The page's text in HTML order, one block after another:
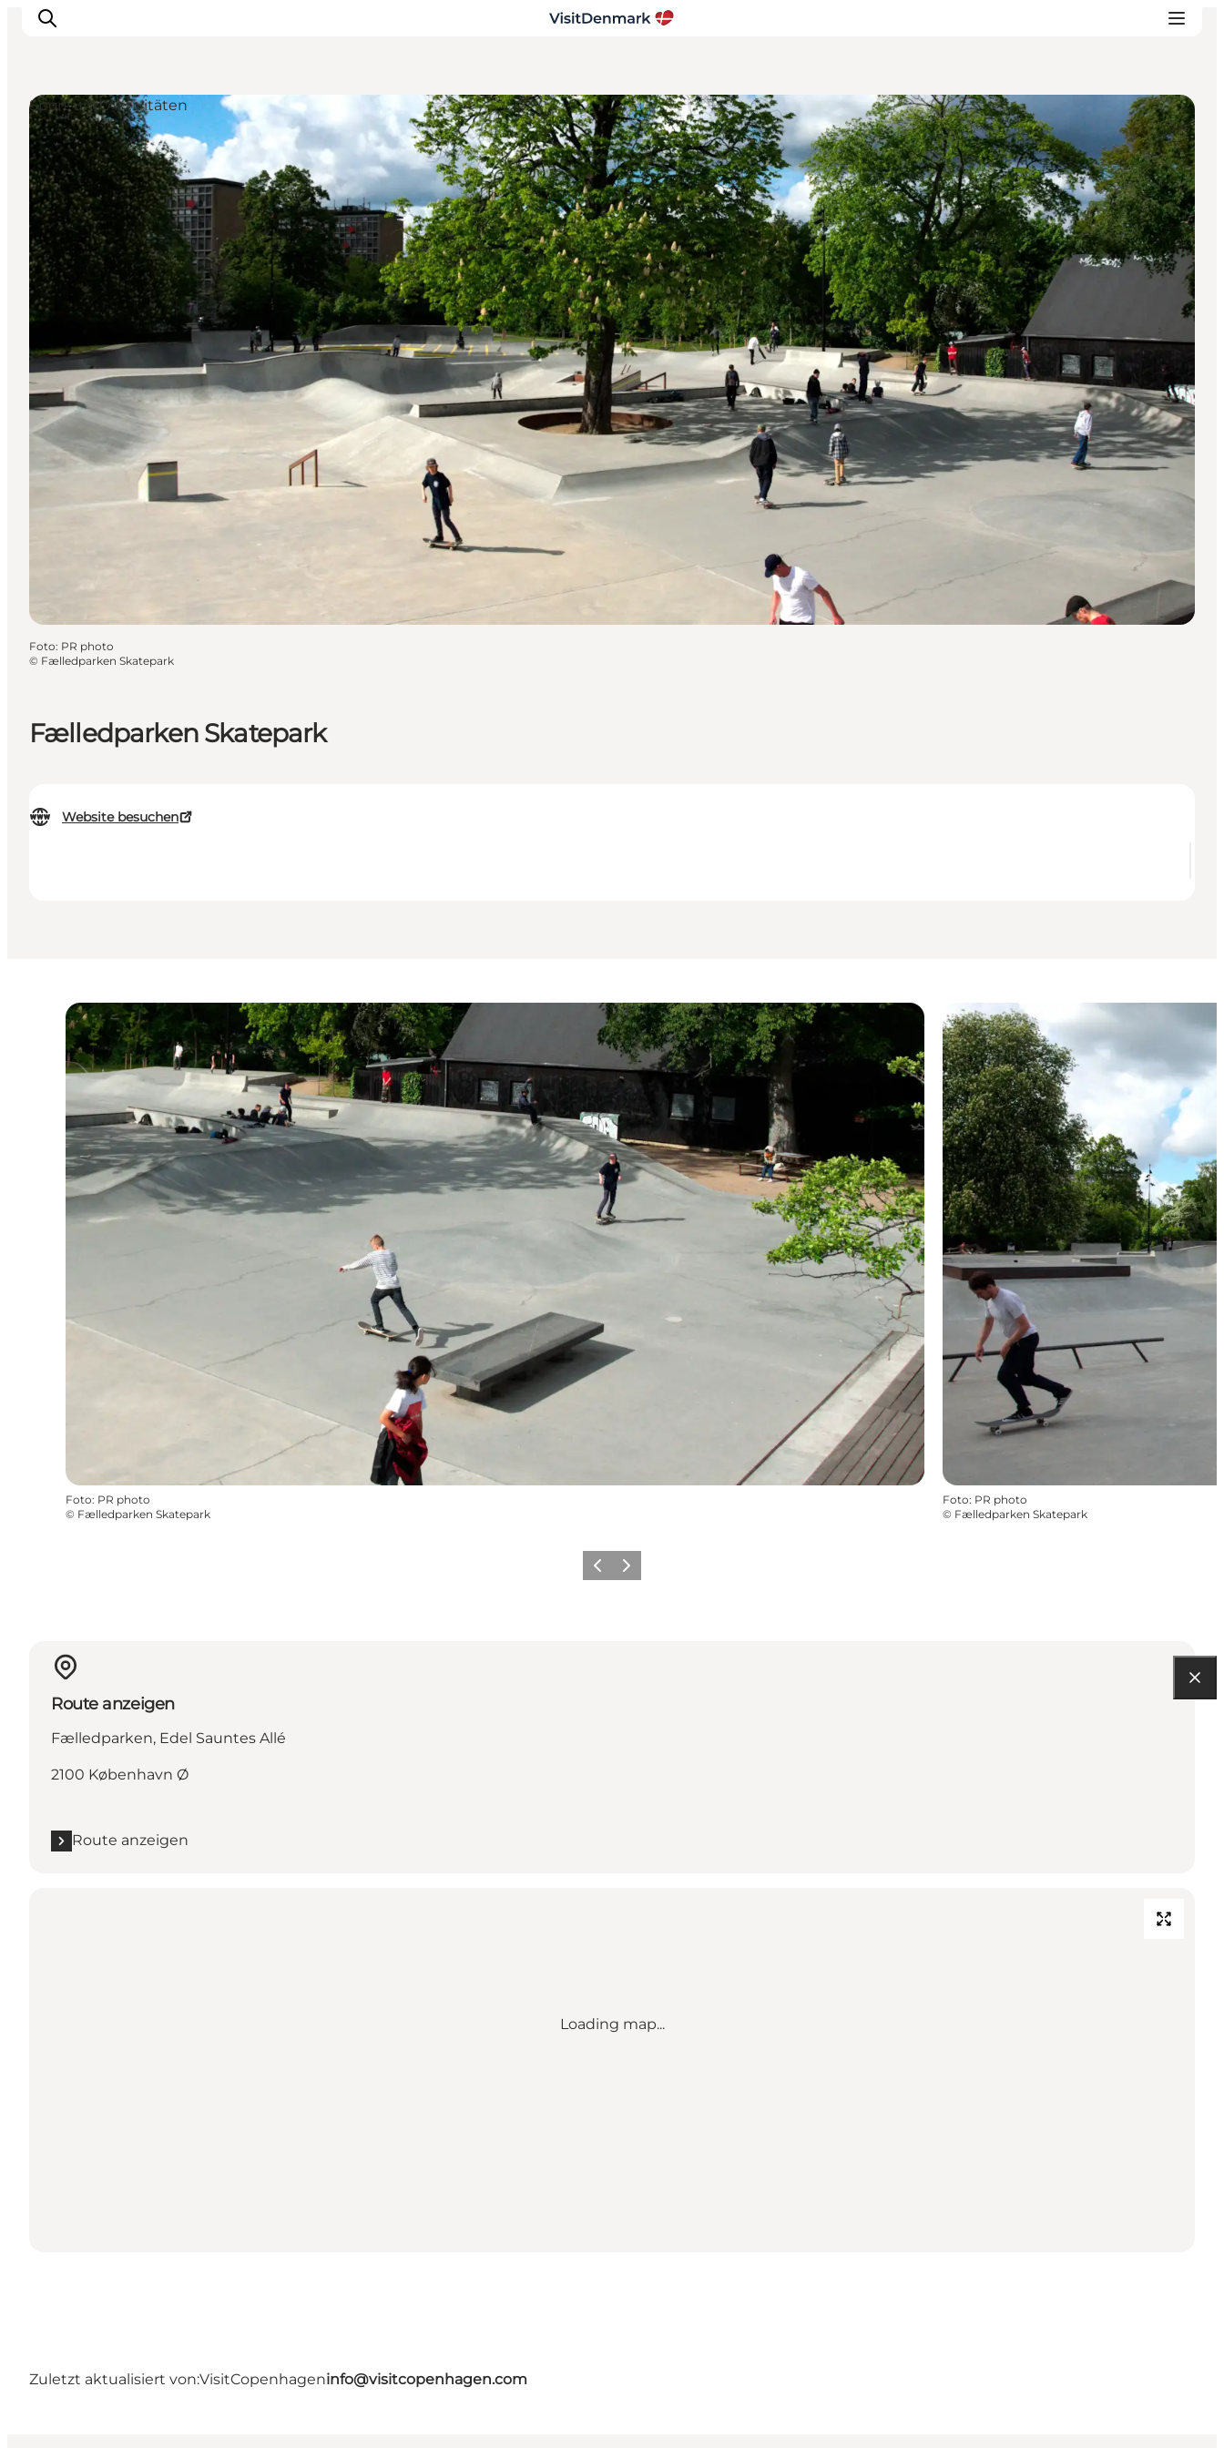
Inspiration
Regionen
Erlebnisse
Unterkünfte
Reiseplanung
Fælledparken Skatepark
Website besuchen
Sport und Aktivitäten
Foto: PR photo
© Fælledparken Skatepark
Foto: PR photo
© Fælledparken Skatepark
Foto: PR photo
© Fælledparken Skatepark
ZurückWeiter
Route anzeigen
Fælledparken, Edel Sauntes Allé
2100 København Ø
Route anzeigen
Loading map...
Zuletzt aktualisiert von:VisitCopenhageninfo@visitcopenhagen.com